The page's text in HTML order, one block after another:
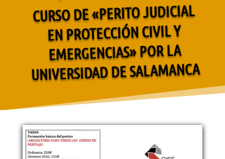
CURSO DE «PERITO JUDICIAL
EN PROTECCIÓN CIVIL Y
EMERGENCIAS» POR LA
UNIVERSIDAD DE SALAMANCA